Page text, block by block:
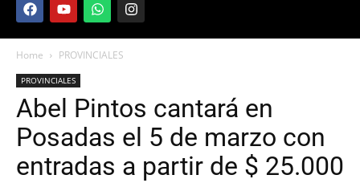
Home PROVINCIALES
PROVINCIALES
Abel Pintos cantará en
Posadas el 5 de marzo con
entradas a partir de $ 25.000